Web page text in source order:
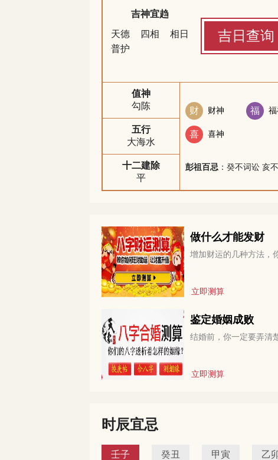
吉神宜趋
天德
四相
相日
普护
吉日查询
值神
勾陈
五行
大海水
十二建除
平
财 财神 福
喜 喜神
彭祖百忌 ：癸不词讼 亥
做什么才能发财
增加财运的几种方法，
立即测算
鉴定婚姻成败
结婚前，你一定要弄清
立即测算
时辰宜忌
壬子 癸丑 甲寅 乙